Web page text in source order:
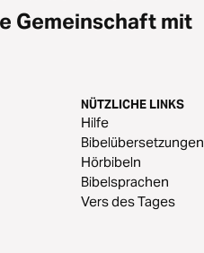
Gemeinschaft mit
NÜTZLICHE LINKS
Hilfe
Bibelübersetzungen
Hörbibeln
Bibelsprachen
Vers des Tages